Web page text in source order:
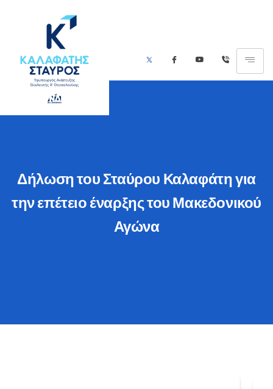
Δήλωση του Σταύρου Καλαφάτη για
την επέτειο έναρξης του Μακεδονικού
Αγώνα